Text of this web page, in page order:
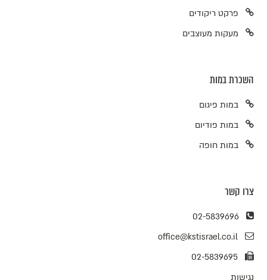
פרקט ריקודים
מעקות מעוצבים
השכרת במות
במות פיגום
במות פודיום
במות חופה
צרו קשר
02-5839696
office@kstisrael.co.il
02-5839695
נגישות